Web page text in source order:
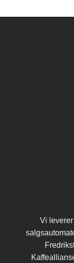
Vi